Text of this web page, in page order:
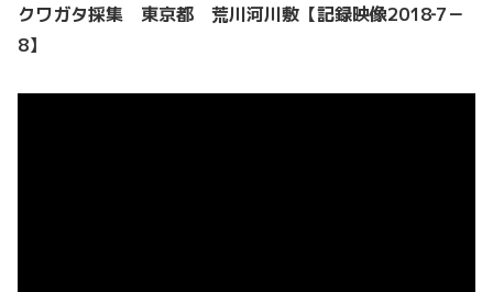
クワガタ採集 東京都 荒川河川敷【記録映像2018‐7－
8】